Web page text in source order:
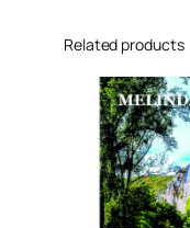
Related products